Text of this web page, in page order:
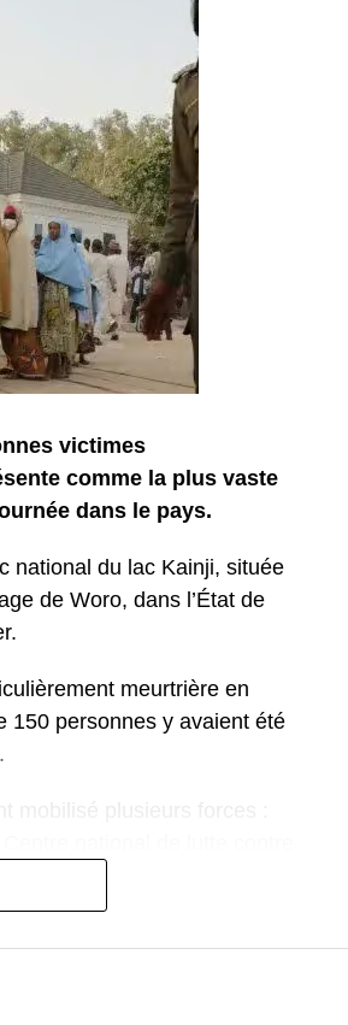
victimes
comme la plus vaste
dans le pays.
national du lac Kainji, située
de Woro, dans l’État de
meurtrière en
150 personnes y avaient été
les otages dans une zone